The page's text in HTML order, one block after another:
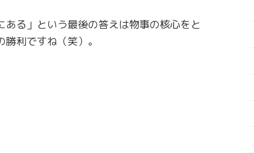
る」という最後の答えは物事の核心をと
利ですね（笑）。